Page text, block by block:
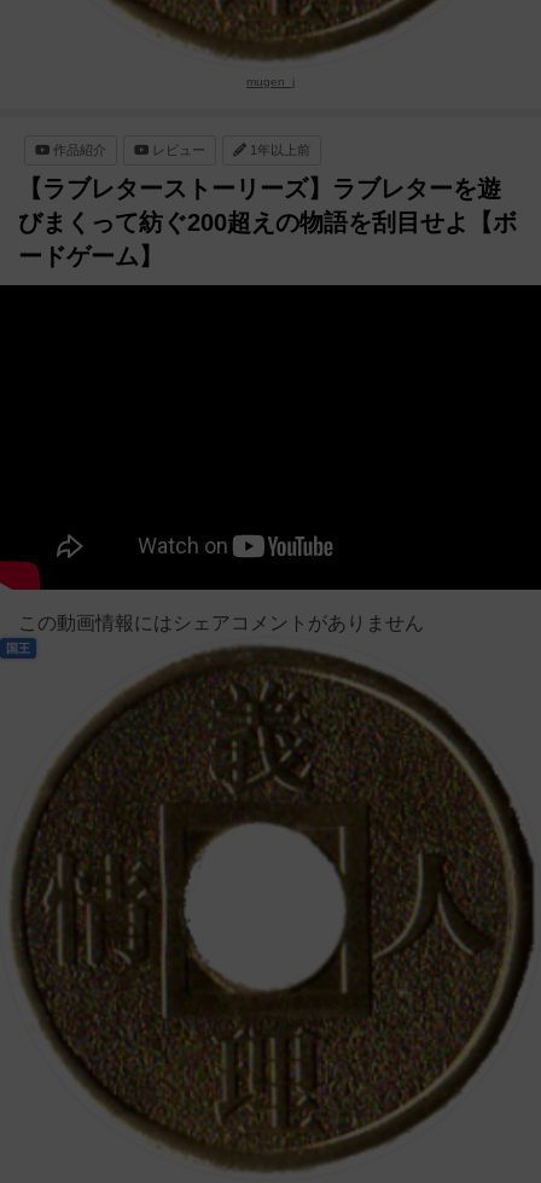
mugen_j
作品紹介 レビュー 1年以上前
【ラブレターストーリーズ】ラブレターを遊
びまくって紡ぐ200超えの物語を刮目せよ【ボ
ードゲーム】
この動画情報にはシェアコメントがありません
国王